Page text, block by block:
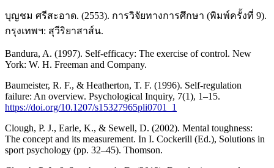
บุญชม ศรีสะอาด. (2553). การวิจัยทางการศึกษา (พิมพ์ครั้งที่ 9).
กรุงเทพฯ: สุวีริยาสาส์น.
Bandura, A. (1997). Self-efficacy: The exercise of control. New
York: W. H. Freeman and Company.
Baumeister, R. F., & Heatherton, T. F. (1996). Self-regulation
failure: An overview. Psychological Inquiry, 7(1), 1–15.
https://doi.org/10.1207/s15327965pli0701_1
Clough, P. J., Earle, K., & Sewell, D. (2002). Mental toughness:
The concept and its measurement. In I. Cockerill (Ed.), Solutions in
sport psychology (pp. 32–45). Thomson.